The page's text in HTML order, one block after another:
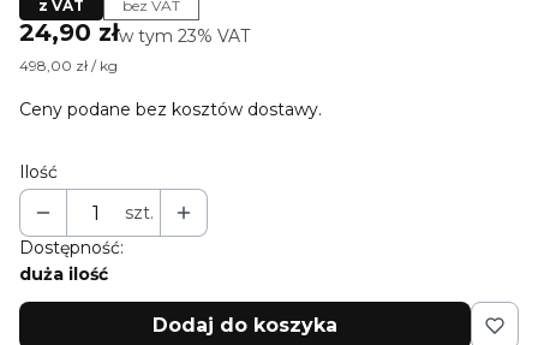
z VAT bez VAT
Cena
24,90 złw tym 23% VAT
w tym 23% VAT
498,00 zł / kg
Ceny podane bez kosztów dostawy.
Ilość
szt.
Dostępność:
duża ilość
Dodaj do koszyka